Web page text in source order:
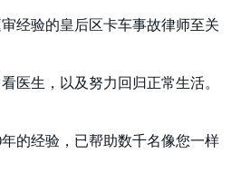
经验的皇后区卡车事故律师至关
医生，以及努力回归正常生活。
的经验，已帮助数千名像您一样